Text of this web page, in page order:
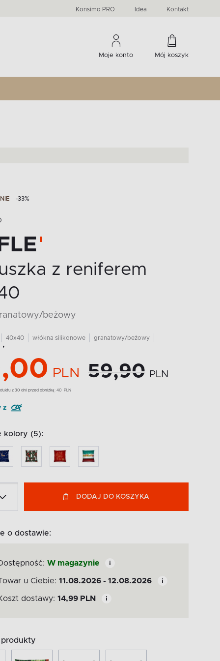
Konsimo PRO Idea Kontakt
Moje konto Mój koszyk
Komody, szafki RTV, witryny...
-33 %
Liczba produktów:60
Liczba produktów:274
-33%
z reniferem
beżowy
40x40 włókna silikonowe granatowy/beżowy
PLN 59,90 PLN
z 30 dni przed obniżką: 40 PLN
z
kolory (5):
DODAJ DO KOSZYKA
o dostawie:
W magazynie
u Ciebie: 11.08.2026 - 12.08.2026
dostawy: 14,99 PLN